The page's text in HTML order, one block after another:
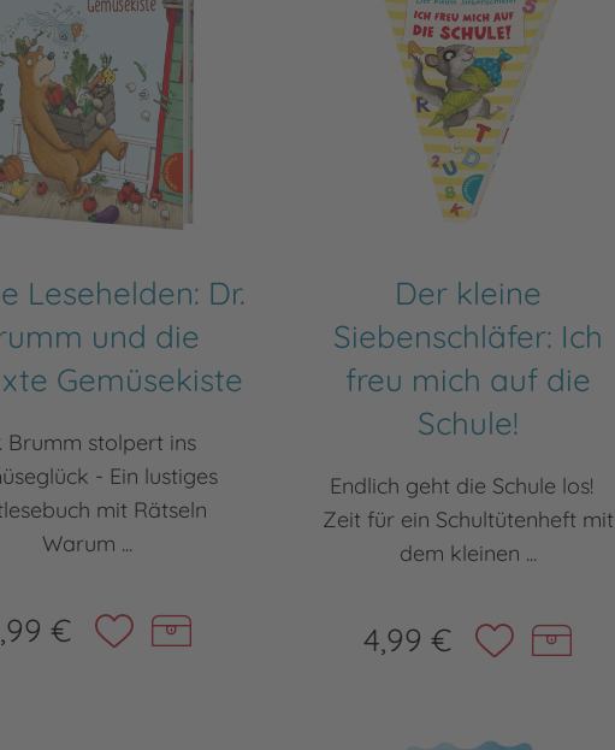
Lesehelden: Dr.
und die
Gemüsekiste
Brumm stolpert ins
- Ein lustiges
mit Rätseln
Warum ...
€
Der kleine
Siebenschläfer: Ich
freu mich auf die
Schule!
Endlich geht die Schule los!
Zeit für ein Schultütenheft mit
dem kleinen ...
4,99 €